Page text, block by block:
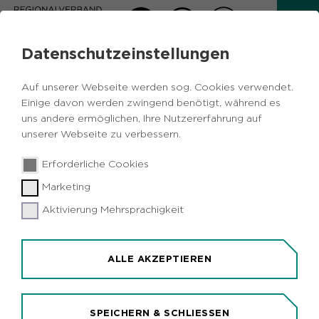
Datenschutzeinstellungen
Auf unserer Webseite werden sog. Cookies verwendet.
Einige davon werden zwingend benötigt, während es
uns andere ermöglichen, Ihre Nutzererfahrung auf
unserer Webseite zu verbessern.
Erforderliche Cookies
Marketing
Aktivierung Mehrsprachigkeit
ALLE AKZEPTIEREN
SPEICHERN & SCHLIESSEN
Zurück zur Übersicht
(Wer-)Wolf
- Halloweenspezial
15:00 - 17:00 Uhr